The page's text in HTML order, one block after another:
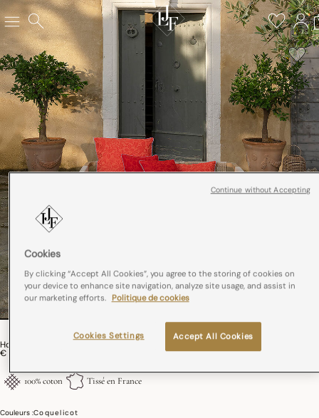
Housse De Coussin Voyage Iconique Coton
€ 25,00
100% coton Tissé en France
Couleurs :Coquelicot
Cookies
By clicking “Accept All Cookies”, you agree to the storing of cookies on
your device to enhance site navigation, analyze site usage, and assist in
our marketing efforts. Politique de cookies
Accept All Cookies
Cookies Settings
Continue without Accepting